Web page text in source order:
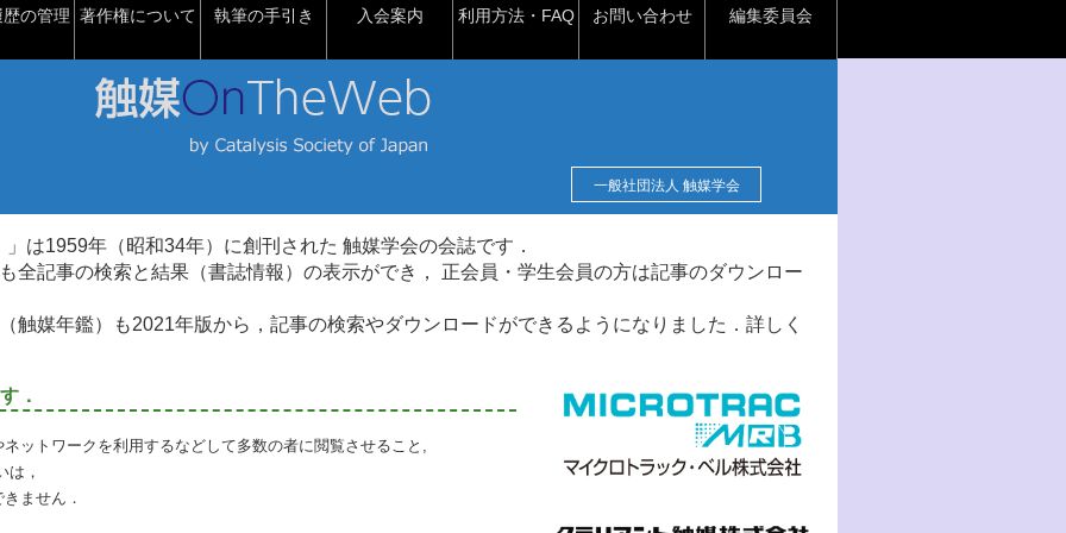
の管理 著作権について 執筆の手引き 入会案内 利用方法・FAQ お問い合わせ 編集委員会
一般社団法人 触媒学会
は1959年（昭和34年）に創刊された 触媒学会の会誌です．
全記事の検索と結果（書誌情報）の表示ができ， 正会員・学生会員の方は記事のダウンロー
触媒年鑑）も2021年版から，記事の検索やダウンロードができるようになりました．詳しく
．
ットワークを利用するなどして多数の者に閲覧させること,
は，
ません．